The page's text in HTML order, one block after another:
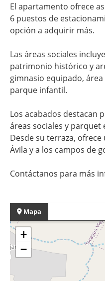
El apartamento ofrece
6 puestos de
opción a adquirir más.
Las áreas sociales
patrimonio histórico y
gimnasio equipado,
parque infantil.
Los acabados destacan
áreas sociales y parquet
Desde su terraza,
Ávila y a los campos de
Contáctanos para más
Mapa
+
−